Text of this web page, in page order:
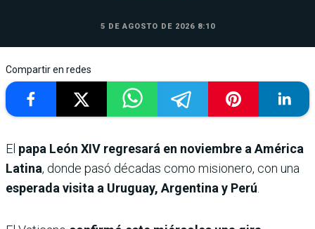
5 DE AGOSTO DE 2026 8:10
Compartir en redes
El papa León XIV regresará en noviembre a América
Latina, donde pasó décadas como misionero, con una
esperada visita a Uruguay, Argentina y Perú